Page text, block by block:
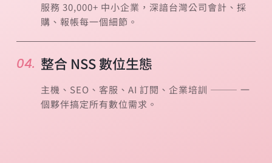
服務 30,000+ 中小企業，深諳台灣公司會計、採
購、報帳每一個細節。
04. 整合 NSS 數位生態
主機、SEO、客服、AI 訂閱、企業培訓 ——— 一
個夥伴搞定所有數位需求。